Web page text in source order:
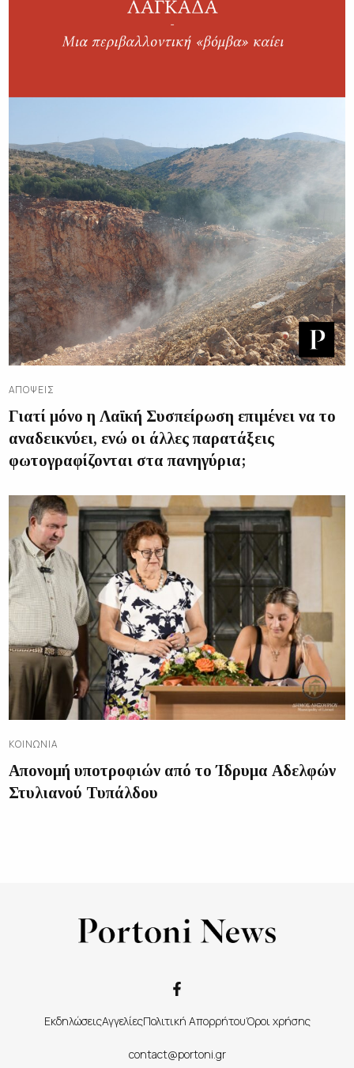
ΑΠΌΨΕΙΣ
Γιατί μόνο η Λαϊκή Συσπείρωση επιμένει να το
αναδεικνύει, ενώ οι άλλες παρατάξεις
φωτογραφίζονται στα πανηγύρια;
ΚΟΙΝΩΝΊΑ
Απονομή υποτροφιών από το Ίδρυμα Αδελφών
Στυλιανού Τυπάλδου
ΕκδηλώσειςΑγγελίεςΠολιτική ΑπορρήτουΌροι χρήσης
contact@portoni.gr